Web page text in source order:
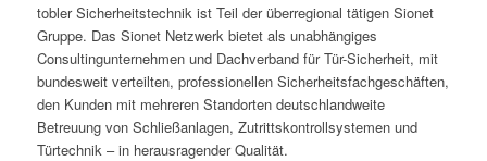
tobler Sicherheitstechnik ist Teil der überregional tätigen Sionet
Gruppe. Das Sionet Netzwerk bietet als unabhängiges
Consultingunternehmen und Dachverband für Tür-Sicherheit, mit
bundesweit verteilten, professionellen Sicherheitsfachgeschäften,
den Kunden mit mehreren Standorten deutschlandweite
Betreuung von Schließanlagen, Zutrittskontrollsystemen und
Türtechnik – in herausragender Qualität.